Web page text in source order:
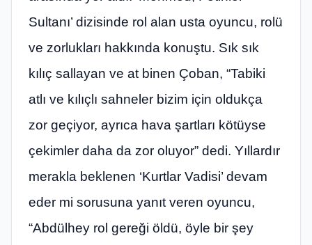
Sultanı’ dizisinde rol alan usta oyuncu, rolü
ve zorlukları hakkında konuştu. Sık sık
kılıç sallayan ve at binen Çoban, “Tabiki
atlı ve kılıçlı sahneler bizim için oldukça
zor geçiyor, ayrıca hava şartları kötüyse
çekimler daha da zor oluyor” dedi. Yıllardır
merakla beklenen ‘Kurtlar Vadisi’ devam
eder mi sorusuna yanıt veren oyuncu,
“Abdülhey rol gereği öldü, öyle bir şey